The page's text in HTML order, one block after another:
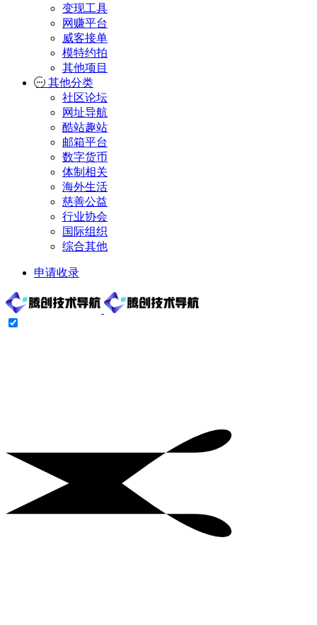
变现工具
网赚平台
威客接单
模特约拍
其他项目
其他分类
社区论坛
网址导航
酷站趣站
邮箱平台
数字货币
体制相关
海外生活
慈善公益
行业协会
国际组织
综合其他
申请收录